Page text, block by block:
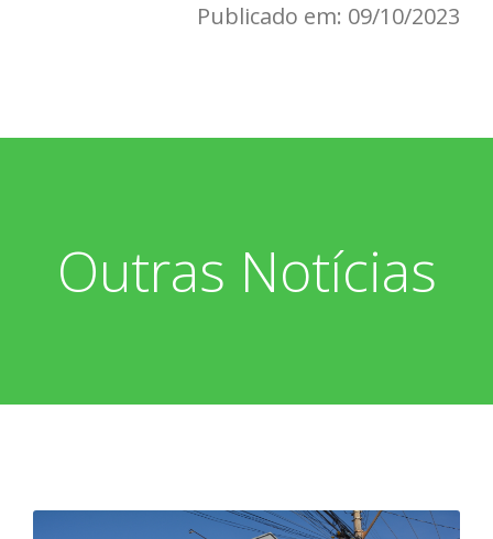
Publicado em: 09/10/2023
Outras Notícias